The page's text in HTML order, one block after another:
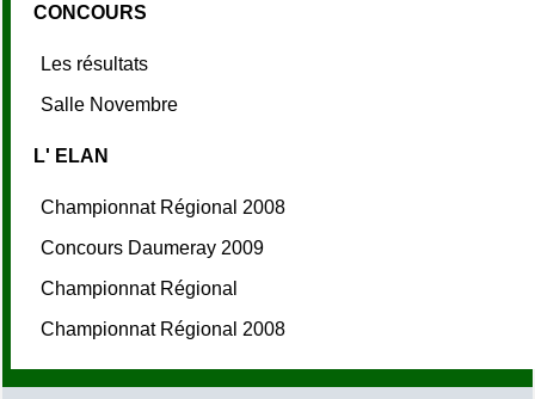
CONCOURS
Les résultats
Salle Novembre
L' ELAN
Championnat Régional 2008
Concours Daumeray 2009
Championnat Régional
Championnat Régional 2008